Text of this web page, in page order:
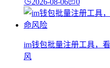
im钱包批量注册工具，
风